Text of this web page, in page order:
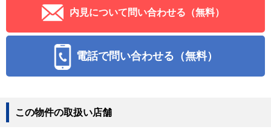
内見について問い合わせる（無料）
電話で問い合わせる（無料）
この物件の取扱い店舗